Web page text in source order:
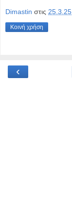
Dimastin στις 25.3.25
Κοινή χρήση
‹